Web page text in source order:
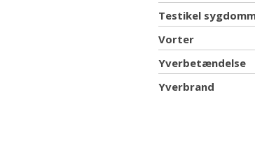
Testikel
Vorter
Yverbetændelse
Yverbrand